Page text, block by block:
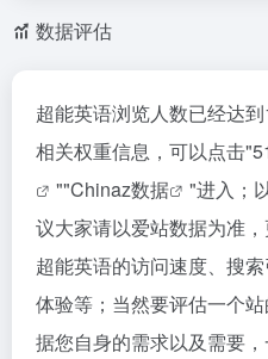
数据评估
超能英语浏览人数已经达
相关权重信息，可以点击"
""Chinaz数据
"进入；
议大家请以爱站数据为准
超能英语的访问速度、搜
体验等；当然要评估一个
据您自身的需求以及需要